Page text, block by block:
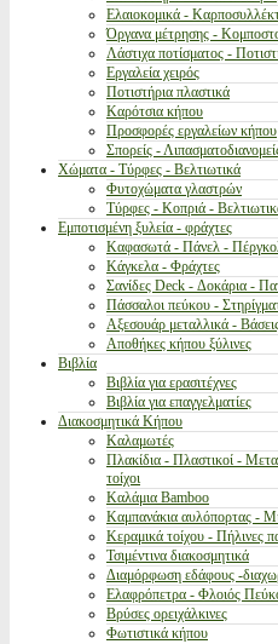
Ελαιοκομικά -
Όργανα μέτρησης -
Λάστιχα ποτίσματος -
Εργαλεία χειρός
Ποτιστήρια πλαστικά
Καρότσια κήπου
Προσφορές εργαλείων κήπου
Σπορείς -
Χώματα - Τύρφες - Βελτιωτικά
Φυτοχώματα γλαστρών
Τύρφες - Κοπριά -
Εμποτισμένη ξυλεία - φράχτες
Καφασωτά - Πάνελ -
Κάγκελα - Φράχτες
Σανίδες Deck - Δοκάρια -
Πάσσαλοι πεύκου -
Αξεσουάρ μεταλλικά -
Αποθήκες κήπου ξύλινες
Βιβλία
Βιβλία για ερασιτέχνες
Βιβλία για επαγγελματίες
Διακοσμητικά Κήπου
Καλαμωτές
Πλακίδια - Πλαστικοί -
τοίχοι
Καλάμια Bamboo
Καμπανάκια αυλόπορτας -
Κεραμικά τοίχου - Πήλινες
Τσιμέντινα διακοσμητικά
Διαμόρφωση εδάφους -
Ελαφρόπετρα - Φλοιός
Βρύσες ορειχάλκινες
Φωτιστικά κήπου